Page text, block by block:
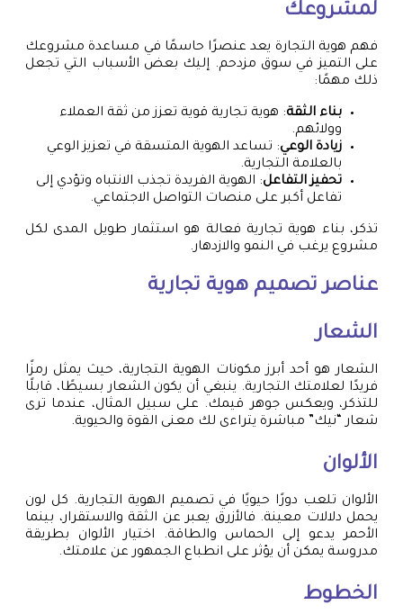
لمشروعك
فهم هوية التجارة يعد عنصرًا حاسمًا في مساعدة مشروعك
على التميز في سوق مزدحم. إليك بعض الأسباب التي تجعل
ذلك مهمًا:
بناء الثقة: هوية تجارية قوية تعزز من ثقة العملاء
وولائهم.
زيادة الوعي: تساعد الهوية المتسقة في تعزيز الوعي
بالعلامة التجارية.
تحفيز التفاعل: الهوية الفريدة تجذب الانتباه وتؤدي إلى
تفاعل أكبر على منصات التواصل الاجتماعي.
تذكر، بناء هوية تجارية فعالة هو استثمار طويل المدى لكل
مشروع يرغب في النمو والازدهار.
عناصر تصميم هوية تجارية
الشعار
الشعار هو أحد أبرز مكونات الهوية التجارية، حيث يمثل رمزًا
فريدًا لعلامتك التجارية. ينبغي أن يكون الشعار بسيطًا، قابلًا
للتذكر، ويعكس جوهر قيمك. على سبيل المثال، عندما ترى
شعار “نيك” مباشرة يتراءى لك معنى القوة والحيوية.
الألوان
الألوان تلعب دورًا حيويًا في تصميم الهوية التجارية. كل لون
يحمل دلالات معينة. فالأزرق يعبر عن الثقة والاستقرار، بينما
الأحمر يدعو إلى الحماس والطاقة. اختيار الألوان بطريقة
مدروسة يمكن أن يؤثر على انطباع الجمهور عن علامتك.
الخطوط